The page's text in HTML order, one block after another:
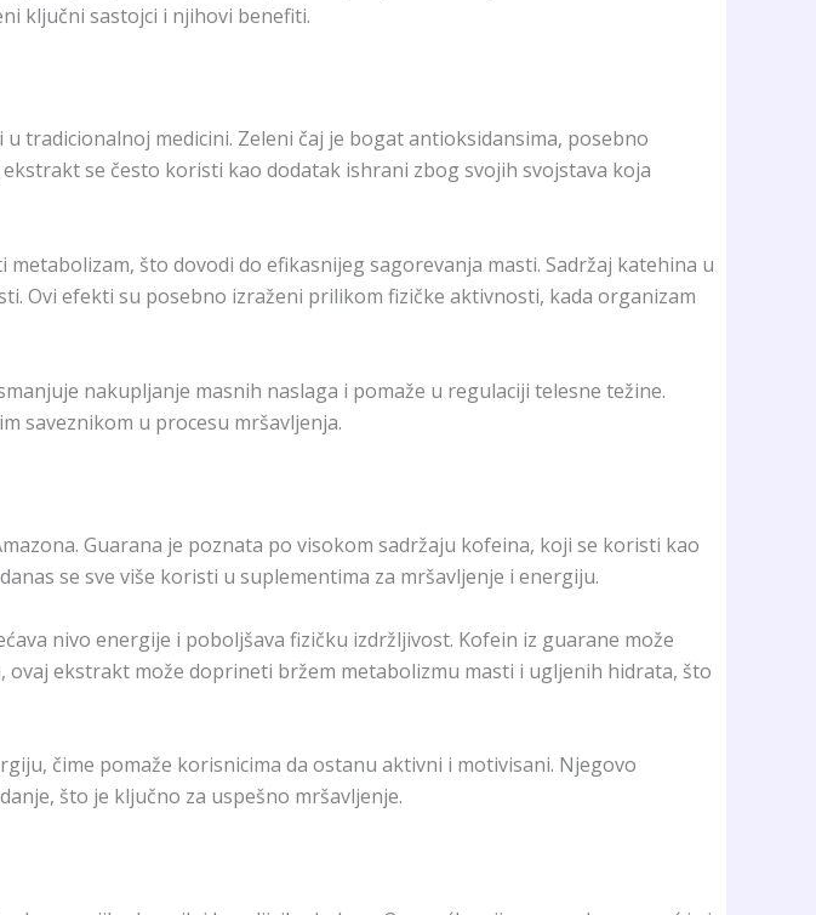
ključni sastojci i njihovi benefiti.
tradicionalnoj medicini. Zeleni čaj je bogat antioksidansima, posebno
se često koristi kao dodatak ishrani zbog svojih svojstava koja
što dovodi do efikasnijeg sagorevanja masti. Sadržaj katehina u
Ovi efekti su posebno izraženi prilikom fizičke aktivnosti, kada organizam
nakupljanje masnih naslaga i pomaže u regulaciji telesne težine.
saveznikom u procesu mršavljenja.
Guarana je poznata po visokom sadržaju kofeina, koji se koristi kao
se sve više koristi u suplementima za mršavljenje i energiju.
nivo energije i poboljšava fizičku izdržljivost. Kofein iz guarane može
ekstrakt može doprineti bržem metabolizmu masti i ugljenih hidrata, što
čime pomaže korisnicima da ostanu aktivni i motivisani. Njegovo
što je ključno za uspešno mršavljenje.